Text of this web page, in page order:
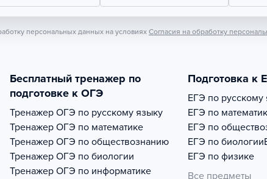
персональных данных на условиях Согласия на обработку
Бесплатный тренажер по
подготовке к ОГЭ
Тренажер ОГЭ по русскому языку
Тренажер ОГЭ по математике
Тренажер ОГЭ по обществознанию
Тренажер ОГЭ по биологии
Тренажер ОГЭ по информатике
Подготовка к
ЕГЭ по русскому
ЕГЭ по
ЕГЭ по
ЕГЭ по биологии
ЕГЭ по физике
Все предметы